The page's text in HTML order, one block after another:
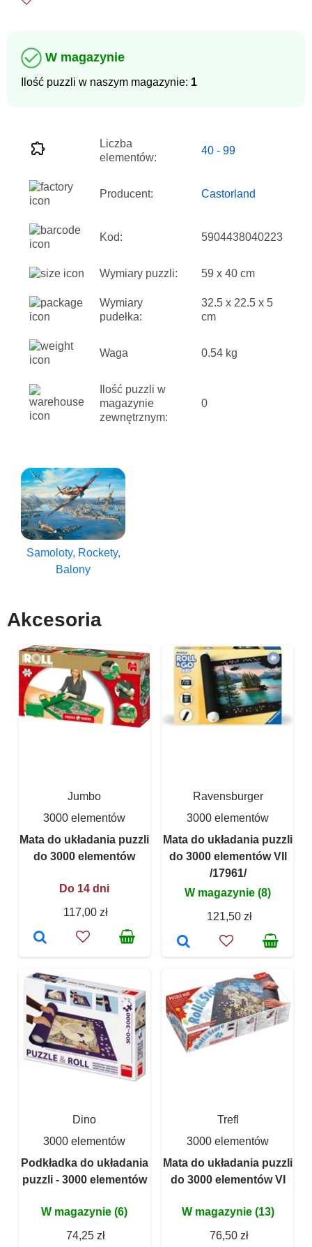
W magazynie
Ilość puzzli w naszym magazynie: 1
Liczba
elementów:
40 - 99
Producent: Castorland
Kod: 5904438040223
Wymiary puzzli: 59 x 40 cm
Wymiary
pudełka:
32.5 x 22.5 x 5
cm
Waga 0.54 kg
Ilość puzzli w
magazynie
zewnętrznym:
0
Samoloty, Rockety,
Balony
Akcesoria
Jumbo
3000 elementów
Mata do układania puzzli
do 3000 elementów
Do 14 dni
117,00 zł
Ravensburger
3000 elementów
Mata do układania puzzli
do 3000 elementów VII
/17961/
W magazynie (8)
121,50 zł
Dino
3000 elementów
Podkładka do układania
puzzli - 3000 elementów
W magazynie (6)
74,25 zł
Trefl
3000 elementów
Mata do układania puzzli
do 3000 elementów VI
W magazynie (13)
76,50 zł